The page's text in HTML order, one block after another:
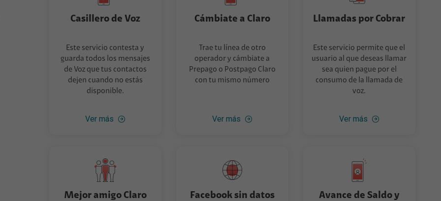
Casillero de Voz
Este servicio contesta y
guarda todos los mensajes
de Voz que tus contactos
dejen cuando no estás
disponible.
Ver más
Cámbiate a Claro
Trae tu línea de otro
operador y cámbiate a
Prepago o Postpago Claro
con tu mismo número
Ver más
Llamadas por Cobrar
Este servicio permite que el
usuario al que deseas llamar
sea quien pague por el
consumo de la llamada de
voz.
Ver más
Mejor amigo Claro Facebook sin datos
Avance de Saldo y